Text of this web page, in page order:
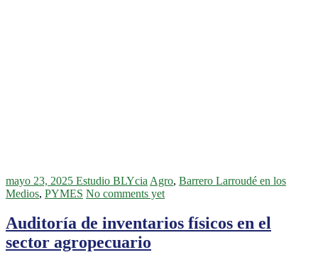
mayo 23, 2025 Estudio BLYcia Agro, Barrero Larroudé en los
Medios, PYMES No comments yet
Auditoría de inventarios físicos en el
sector agropecuario